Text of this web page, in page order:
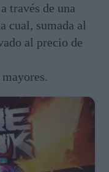
a través de una
cual, sumada al
al precio de